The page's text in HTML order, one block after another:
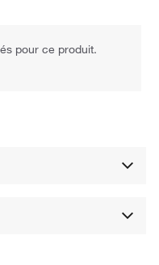
pour ce produit.